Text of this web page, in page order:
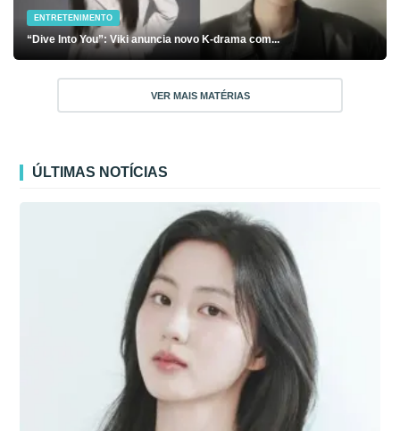
ENTRETENIMENTO
“Dive Into You”: Viki anuncia novo K-drama com...
VER MAIS MATÉRIAS
ÚLTIMAS NOTÍCIAS